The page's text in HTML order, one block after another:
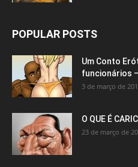
POPULAR POSTS
Um Conto
funcionários –
3 de março de
O QUE É
23 de março de